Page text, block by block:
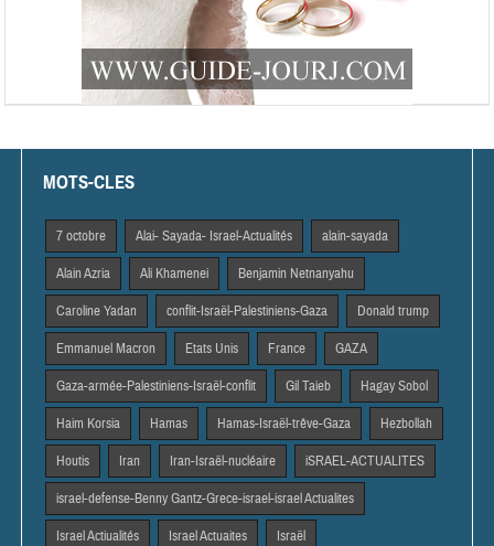
MOTS-CLES
7 octobre Alai- Sayada- Israel-Actualités alain-sayada
Alain Azria Ali Khamenei Benjamin Netnanyahu
Caroline Yadan conflit-Israël-Palestiniens-Gaza Donald trump
Emmanuel Macron Etats Unis France GAZA
Gaza-armée-Palestiniens-Israël-conflit Gil Taieb Hagay Sobol
Haim Korsia Hamas Hamas-Israël-trêve-Gaza Hezbollah
Houtis Iran Iran-Israël-nucléaire iSRAEL-ACTUALITES
israel-defense-Benny Gantz-Grece-israel-israel Actualites
Israel Actiualités Israel Actuaites Israël